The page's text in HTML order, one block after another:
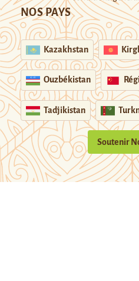
NOS PAYS
Kazakhstan
Ouzbékistan
Tadjikistan
Soutenir